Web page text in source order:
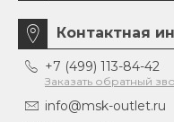
Контактная
+7 (499) 113-84-42
Заказать обратный
info@msk-outlet.ru